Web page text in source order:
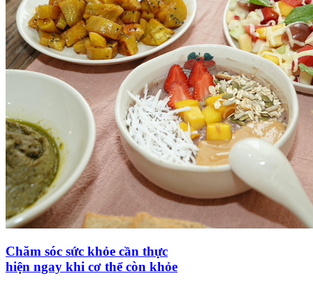
Chăm sóc sức khỏe cần thực
hiện ngay khi cơ thể còn khỏe